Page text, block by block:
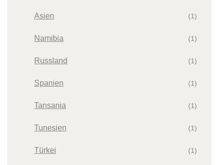
Asien (1)
Namibia (1)
Russland (1)
Spanien (1)
Tansania (1)
Tunesien (1)
Türkei (1)